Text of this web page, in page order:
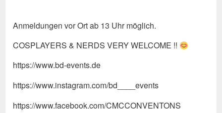
Anmeldungen vor Ort ab 13 Uhr möglich.
COSPLAYERS & NERDS VERY WELCOME !!
https://www.bd-events.de
https://www.instagram.com/bd____events
https://www.facebook.com/CMCCONVENTONS